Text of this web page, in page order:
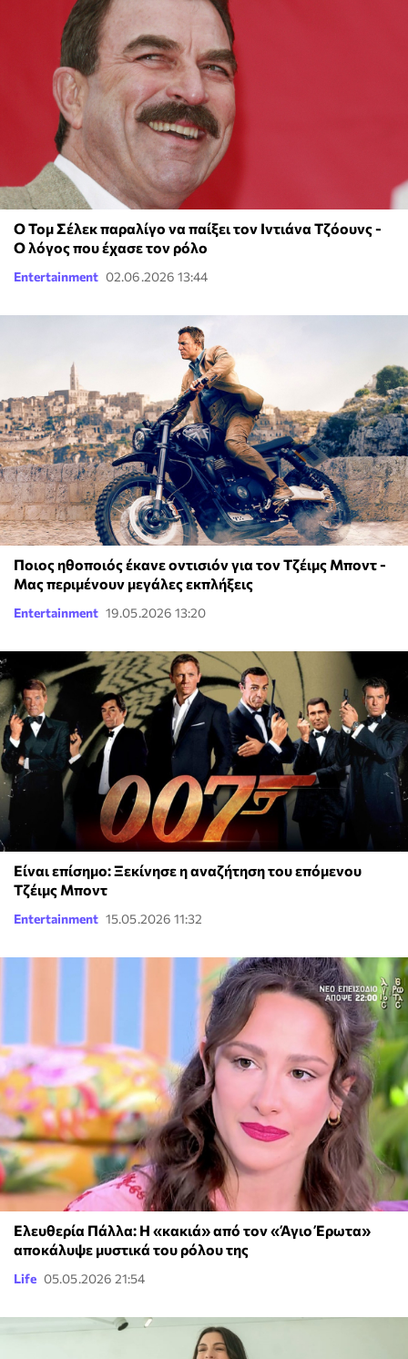
Ο Τομ Σέλεκ παραλίγο να παίξει τον Ιντιάνα Τζόουνς -
Ο λόγος που έχασε τον ρόλο
Entertainment 02.06.2026 13:44
Ποιος ηθοποιός έκανε οντισιόν για τον Τζέιμς Μποντ -
Μας περιμένουν μεγάλες εκπλήξεις
Entertainment 19.05.2026 13:20
Είναι επίσημο: Ξεκίνησε η αναζήτηση του επόμενου
Τζέιμς Μποντ
Entertainment 15.05.2026 11:32
Ελευθερία Πάλλα: Η «κακιά» από τον «Άγιο Έρωτα»
αποκάλυψε μυστικά του ρόλου της
Life 05.05.2026 21:54